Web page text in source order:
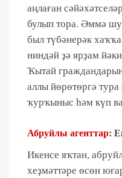
аңлаған
булып тора. Әммә
был түбәнерәк
ниндәй ҙә ярҙам
Ҡытай
аллы йөрөтөргә
ҡурҡыныс һәм күп
Абруйлы агенттар:
Икенсе яҡтан,
хеҙмәттәре өсөн